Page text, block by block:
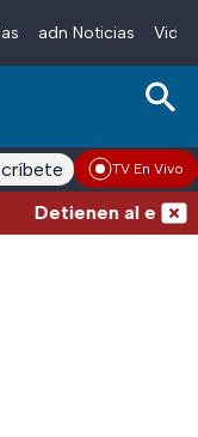
adn Noticias
adn Noticias RadioTV En Vivo
Detienen al